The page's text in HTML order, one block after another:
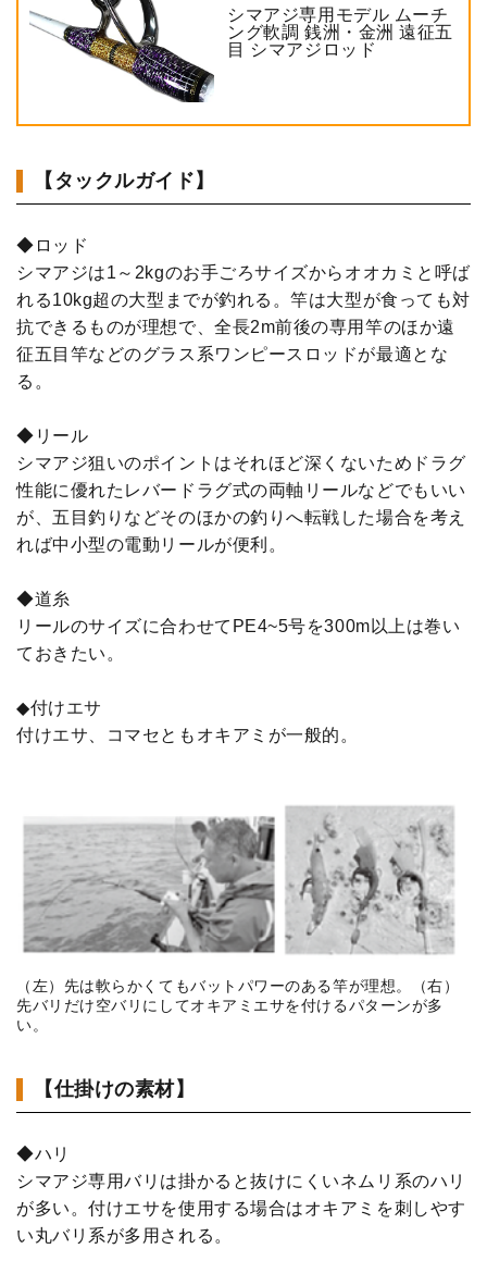
シマアジ専用モデル ムーチ
ング軟調 銭洲・金洲 遠征五
目 シマアジロッド
【タックルガイド】
◆ロッド
シマアジは1～2kgのお手ごろサイズからオオカミと呼ば
れる10kg超の大型までが釣れる。竿は大型が食っても対
抗できるものが理想で、全長2m前後の専用竿のほか遠
征五目竿などのグラス系ワンピースロッドが最適とな
る。
◆リール
シマアジ狙いのポイントはそれほど深くないためドラグ
性能に優れたレバードラグ式の両軸リールなどでもいい
が、五目釣りなどそのほかの釣りへ転戦した場合を考え
れば中小型の電動リールが便利。
◆道糸
リールのサイズに合わせてPE4~5号を300m以上は巻い
ておきたい。
◆付けエサ
付けエサ、コマセともオキアミが一般的。
（左）先は軟らかくてもバットパワーのある竿が理想。（右）
先バリだけ空バリにしてオキアミエサを付けるパターンが多
い。
【仕掛けの素材】
◆ハリ
シマアジ専用バリは掛かると抜けにくいネムリ系のハリ
が多い。付けエサを使用する場合はオキアミを刺しやす
い丸バリ系が多用される。